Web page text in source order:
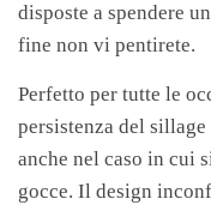
disposte a spendere
fine non vi pentirete.
Perfetto per tutte le
persistenza del
anche nel caso in cui
gocce. Il design